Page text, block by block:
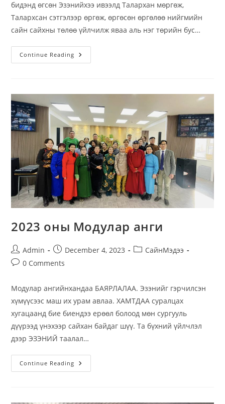
бидэнд өгсөн Эзэнийхээ ивээлд Талархан мөргөж,
Талархсан сэтгэлээр өргөж, өргөсөн өргөлөө нийгмийн
сайн сайхны төлөө үйлчилж яваа аль нэг төрийн бус…
Continue Reading Талархлын
Баярын
Ын
Захирал
Г.Даваад
Гардуулан
Өглөө
2023 оны Модулар анги
Post
author:
Admin
Post
published:
December 4, 2023
PostСайнМэдээ
Post0 Comments
Модулар ангийнхандаа БАЯРЛАЛАА. Эзэнийг гэрчилсэн
хүмүүсээс маш их урам авлаа. ХАМТДАА суралцах
хугацаанд бие биендээ ерөөл болоод мөн сургууль
дүүрээд үнэхээр сайхан байдаг шүү. Та бүхний үйлчлэл
дээр ЭЗЭНИЙ таалал…
Continue Reading 2023
Оны